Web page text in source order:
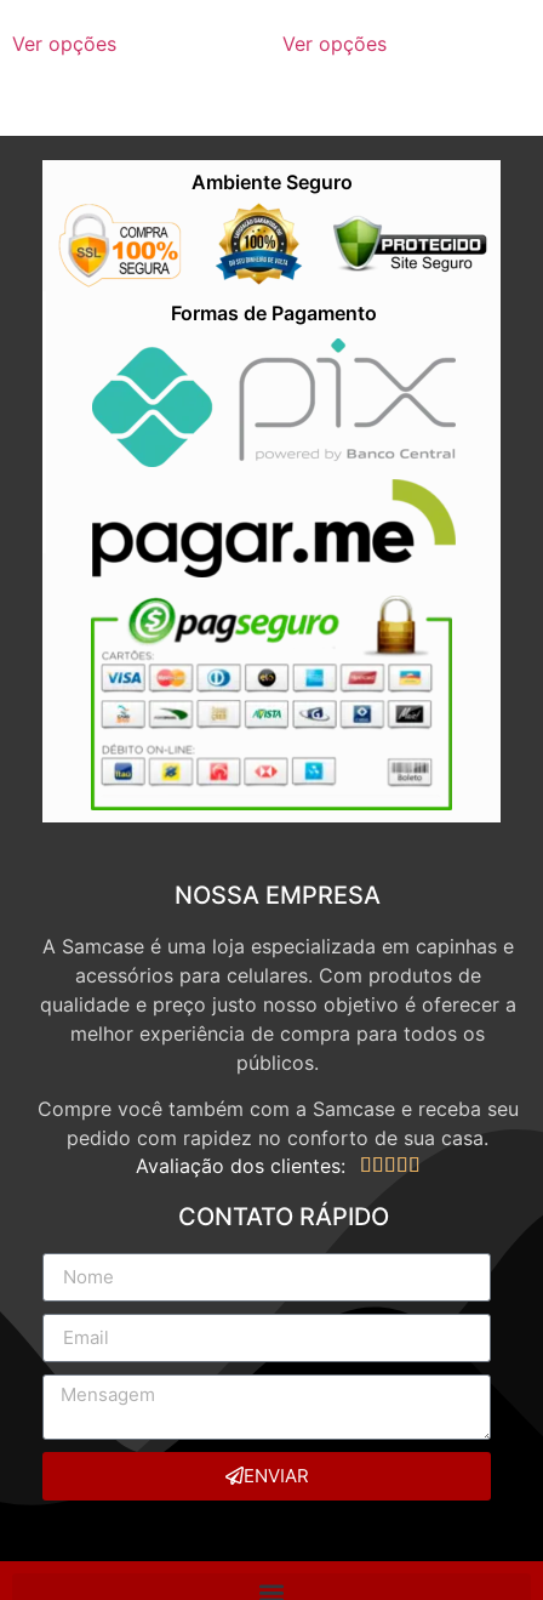
Ver opções Ver opções
Ambiente Seguro
Formas de Pagamento
NOSSA EMPRESA
A Samcase é uma loja especializada em capinhas e
acessórios para celulares. Com produtos de
qualidade e preço justo nosso objetivo é oferecer a
melhor experiência de compra para todos os
públicos.
Compre você também com a Samcase e receba seu
pedido com rapidez no conforto de sua casa.
Avaliação dos clientes:
    
CONTATO RÁPIDO
ENVIAR